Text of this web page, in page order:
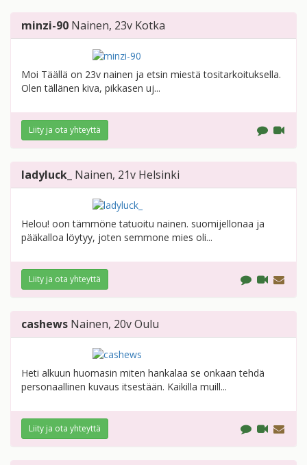
minzi-90 Nainen, 23v Kotka
Moi Täällä on 23v nainen ja etsin miestä tositarkoituksella.
Olen tällänen kiva, pikkasen uj...
Liity ja ota yhteyttä
ladyluck_ Nainen, 21v Helsinki
Helou! oon tämmöne tatuoitu nainen. suomijellonaa ja
pääkalloa löytyy, joten semmone mies oli...
Liity ja ota yhteyttä
cashews Nainen, 20vOulu
Heti alkuun huomasin miten hankalaa se onkaan tehdä
personaallinen kuvaus itsestään. Kaikilla muill...
Liity ja ota yhteyttä